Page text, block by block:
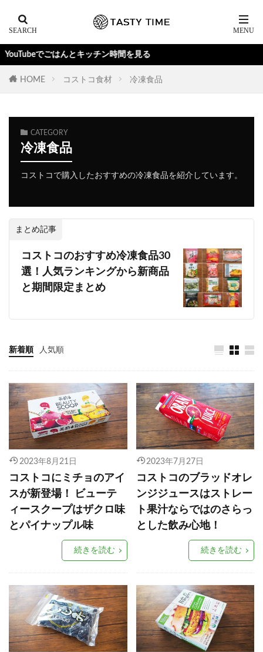
でごはんとキッチン時間を見る
HOME コストコ食材 冷凍食品
CATEGORY
冷凍食品
コストコで購入したおすすめの冷凍食品を紹介しています。
まとめ記事
コストコのおすすめ冷凍食品30
選！人気ランキングから新商品
と期間限定まとめ
新着順 人気順
2023年8月21日
コストコにミチョのアイ
スが新登場！ ビューテ
ィースクープはザクロ味
とパイナップル味
続きを読む
2023年7月27日
コストコのブラッドオレ
ンジジュースはストレー
ト果汁ならではのさらっ
とした飲み心地！
続きを読む